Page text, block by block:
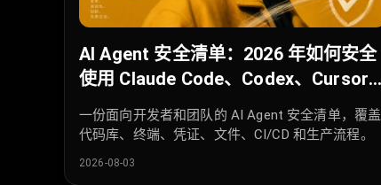
AI Agent 安全清单：2026 年如何安全
使用 Claude Code、Codex、Cursor
和 Copilot
一份面向开发者和团队的 AI Agent 安全清单，覆盖
代码库、终端、凭证、文件、CI/CD 和生产流程。
2026-08-03